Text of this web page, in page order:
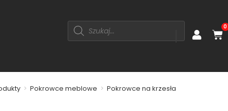
0
> Pokrowce meblowe > Pokrowce na krzesła